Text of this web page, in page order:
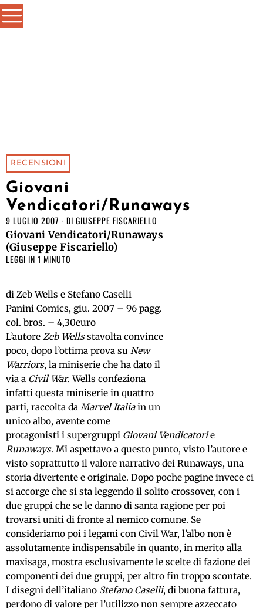
RECENSIONI
Giovani
Vendicatori/Runaways
9 LUGLIO 2007 DI GIUSEPPE FISCARIELLO
Giovani Vendicatori/Runaways
(Giuseppe Fiscariello)
LEGGI IN 1 MINUTO
di Zeb Wells e Stefano Caselli
Panini Comics, giu. 2007 – 96 pagg.
col. bros. – 4,30euro
L’autore Zeb Wellsstavolta convince
poco, dopo l’ottima prova su New
Warriors, la miniserie che ha dato il
via a Civil War. Wells confeziona
infatti questa miniserie in quattro
parti, raccolta da Marvel Italiain un
unico albo, avente come
protagonisti i supergruppi Giovani Vendicatorie
Runaways. Mi aspettavo a questo punto, visto l’autore e
visto soprattutto il valore narrativo dei Runaways, una
storia divertente e originale. Dopo poche pagine invece ci
si accorge che si sta leggendo il solito crossover, con i
due gruppi che se le danno di santa ragione per poi
trovarsi uniti di fronte al nemico comune. Se
consideriamo poi i legami con Civil War, l’albo non è
assolutamente indispensabile in quanto, in merito alla
maxisaga, mostra esclusivamente le scelte di fazione dei
componenti dei due gruppi, per altro fin troppo scontate.
I disegni dell’italiano Stefano Caselli, di buona fattura,
perdono di valore per l’utilizzo non sempre azzeccato